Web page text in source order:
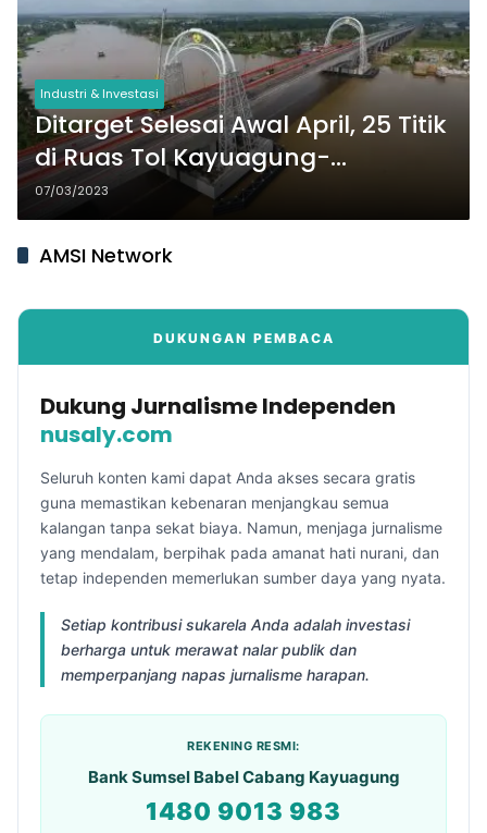
Industri & Investasi
Ditarget Selesai Awal April, 25 Titik
di Ruas Tol Kayuagung-
Palembang-Betung Diperbaiki
07/03/2023
AMSI Network
DUKUNGAN PEMBACA
Dukung Jurnalisme Independen
nusaly.com
Seluruh konten kami dapat Anda akses secara gratis
guna memastikan kebenaran menjangkau semua
kalangan tanpa sekat biaya. Namun, menjaga jurnalisme
yang mendalam, berpihak pada amanat hati nurani, dan
tetap independen memerlukan sumber daya yang nyata.
Setiap kontribusi sukarela Anda adalah investasi
berharga untuk merawat nalar publik dan
memperpanjang napas jurnalisme harapan.
REKENING RESMI:
Bank Sumsel Babel Cabang Kayuagung
1480 9013 983